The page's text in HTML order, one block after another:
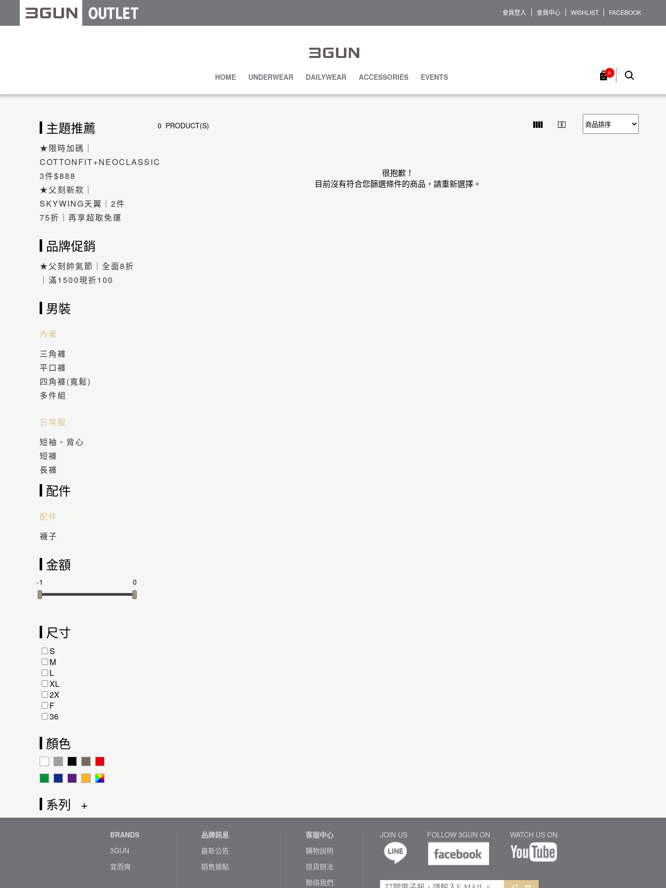
會員登入 會員中心 WISHLIST FACEBOOK
HOME UNDERWEAR DAILYWEAR ACCESSORIES EVENTS 0
主題推薦
★限時加碼｜
COTTONFIT+NEOCLASSIC
3件$888
★父刻新款｜
SKYWING天翼｜2件
75折｜再享超取免運
品牌促銷
★父刻帥氣節｜全面8折
｜滿1500現折100
男裝
內著
三角褲
平口褲
四角褲(寬鬆)
多件組
日常服
短袖、背心
短褲
長褲
配件
配件
襪子
金額
-1 0
尺寸
S
M
L
XL
2X
F
36
顏色
系列
0 PRODUCT(S)
很抱歉！
目前沒有符合您篩選條件的商品，請重新選擇。
BRANDS
3GUN
宜而爽
品牌訊息
最新公告
銷售據點
客服中心
購物說明
退貨辦法
聯絡我們
JOIN US FOLLOW 3GUN ON WATCH US ON